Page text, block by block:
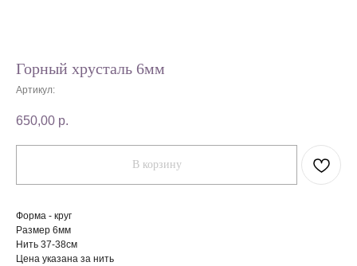
Горный хрусталь 6мм
Артикул:
650,00 р.
В корзину
Форма - круг
Размер 6мм
Нить 37-38см
Цена указана за нить